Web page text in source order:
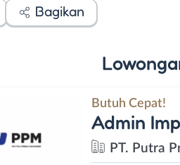
Bagikan
Butuh Cepat!
Admin
PT. Putra